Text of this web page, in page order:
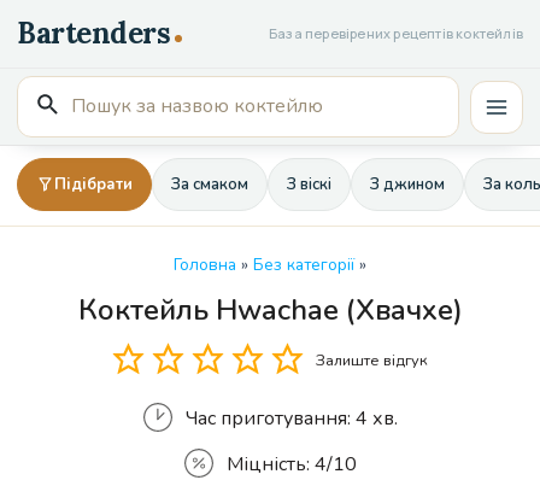
до
вмісту
База перевірених рецептів коктейлів
Пошук
для:
Підібрати За смаком З віскі З джином За
Головна » Без категорії»
Коктейль Hwachae (Хвачхе)
Залиште відгук
Час приготування: 4 хв.
Міцність: 4/10
Кількість